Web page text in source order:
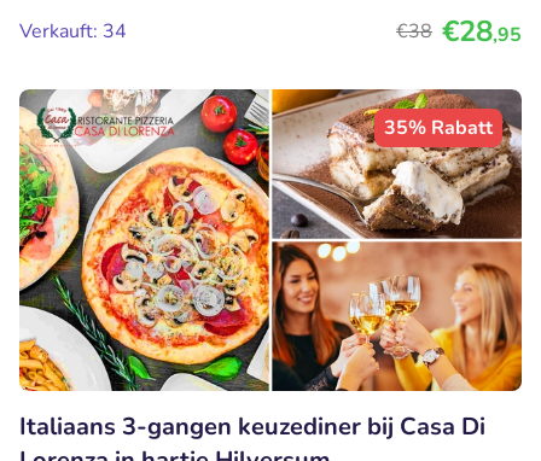
Verkauft: 34 €38 €28,95
35% Rabatt
Italiaans 3-gangen keuzediner bij Casa Di